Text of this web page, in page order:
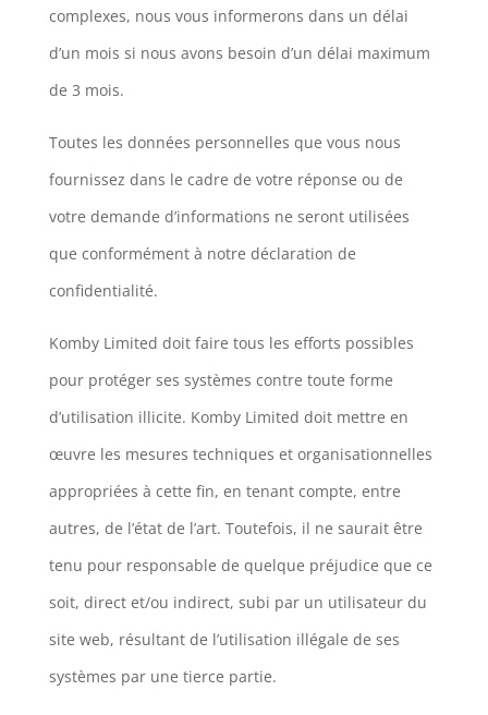
complexes, nous vous informerons dans un délai
d’un mois si nous avons besoin d’un délai maximum
de 3 mois.
Toutes les données personnelles que vous nous
fournissez dans le cadre de votre réponse ou de
votre demande d’informations ne seront utilisées
que conformément à notre déclaration de
confidentialité.
Komby Limited doit faire tous les efforts possibles
pour protéger ses systèmes contre toute forme
d’utilisation illicite. Komby Limited doit mettre en
œuvre les mesures techniques et organisationnelles
appropriées à cette fin, en tenant compte, entre
autres, de l’état de l’art. Toutefois, il ne saurait être
tenu pour responsable de quelque préjudice que ce
soit, direct et/ou indirect, subi par un utilisateur du
site web, résultant de l’utilisation illégale de ses
systèmes par une tierce partie.